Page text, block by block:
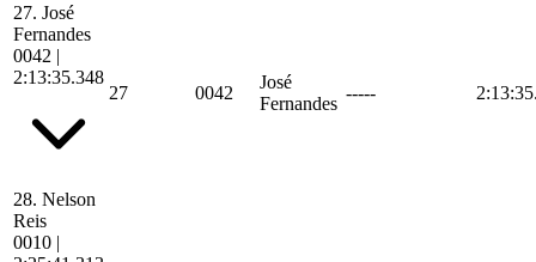
27. José
Fernandes
0042 |
2:13:35.348
27 0042
José
Fernandes
-----
28. Nelson
Reis
0010 |